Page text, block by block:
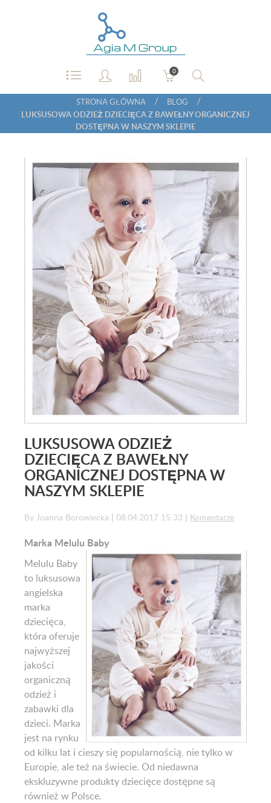
0
STRONA GŁÓWNA / BLOG /
LUKSUSOWA ODZIEŻ DZIECIĘCA Z BAWEŁNY ORGANICZNEJ
DOSTĘPNA W NASZYM SKLEPIE
LUKSUSOWA ODZIEŻ
DZIECIĘCA Z BAWEŁNY
ORGANICZNEJ DOSTĘPNA W
NASZYM SKLEPIE
By Joanna Borowiecka | 08.04.2017 15:33 | Komentarze
Marka Melulu Baby
Melulu Baby
to luksusowa
angielska
marka
dziecięca,
która oferuje
najwyższej
jakości
organiczną
odzież i
zabawki dla
dzieci. Marka
jest na rynku
od kilku lat i cieszy się popularnością, nie tylko w
Europie, ale też na świecie. Od niedawna
ekskluzywne produkty dziecięce dostępne są
również w Polsce.